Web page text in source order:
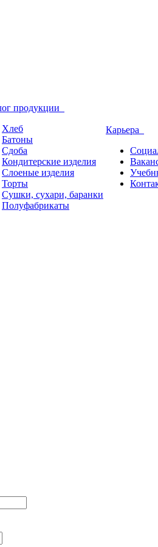
продукции
Хлеб
Батоны
Сдоба
Кондитерские изделия
Слоеные изделия
Торты
Сушки, сухари, баранки
Полуфабрикаты
Карьера